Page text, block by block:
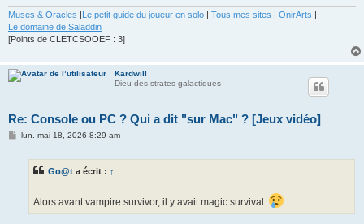
Muses & Oracles Le petit guide du joueur en solo Tous mes sites OnirArts
Le domaine de Saladdin
[Points de CLETCSOOEF : 3]
Kardwill
Dieu des strates galactiques
Re: Console ou PC ? Qui a dit "sur Mac" ? [Jeux vidéo]
Mlun. mai 18, 2026 8:29 am
Go@t a écrit : ↑
Alors avant vampire survivor, il y avait magic survival.